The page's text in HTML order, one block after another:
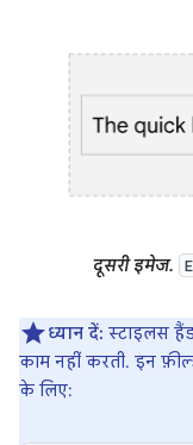
दूसरी इमेज.
ध्यान दें: स्टाइलस
काम नहीं करती. इन
के लिए: